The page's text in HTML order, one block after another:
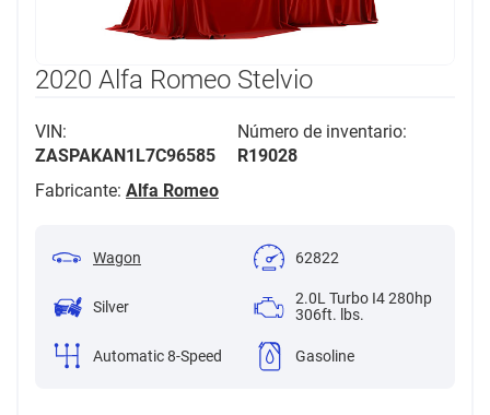
2020 Alfa Romeo Stelvio
VIN:
ZASPAKAN1L7C96585
Número de inventario:
R19028
Fabricante: Alfa Romeo
Wagon 62822
Silver
2.0L Turbo I4 280hp
306ft. lbs.
Automatic 8-Speed Gasoline